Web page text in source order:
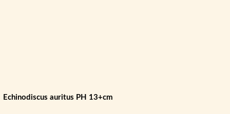
Echinodiscus auritus PH 13+cm